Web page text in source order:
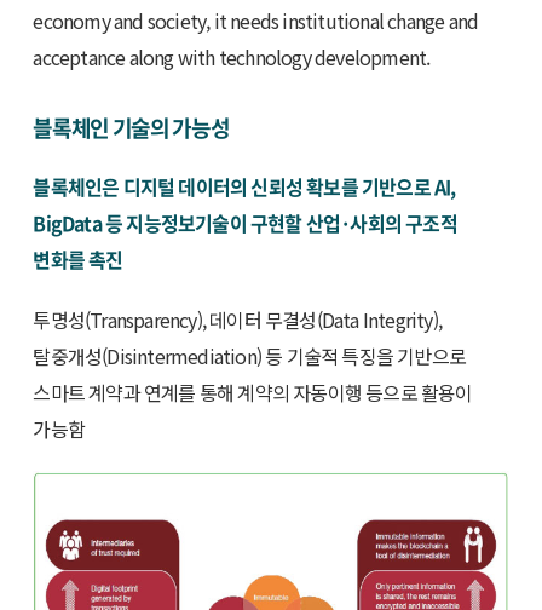
economy and society, it needs institutional change and
acceptance along with technology development.
블록체인 기술의 가능성
블록체인은 디지털 데이터의 신뢰성 확보를 기반으로 AI,
BigData 등 지능정보기술이 구현할 산업·사회의 구조적
변화를 촉진
투명성(Transparency), 데이터 무결성(Data Integrity),
탈중개성(Disintermediation) 등 기술적 특징을 기반으로
스마트 계약과 연계를 통해 계약의 자동이행 등으로 활용이
가능함